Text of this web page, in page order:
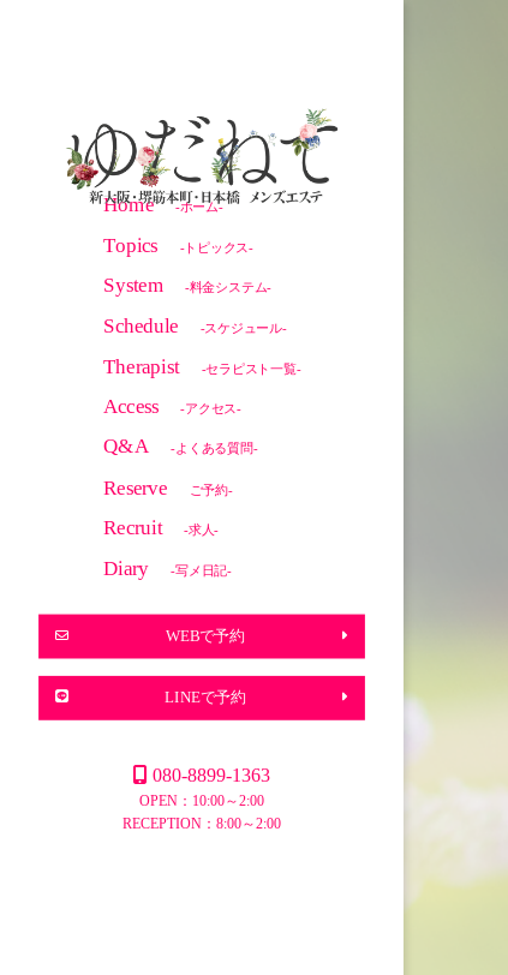
Home -ホーム-
Topics -トピックス-
System -料金システム-
Schedule -スケジュール-
Therapist -セラピスト一覧-
Access -アクセス-
Q&A -よくある質問-
Reserve ご予約-
Recruit -求人-
Diary -写メ日記-
WEBで予約
LINEで予約
080-8899-1363
OPEN：10:00～2:00
RECEPTION：8:00～2:00